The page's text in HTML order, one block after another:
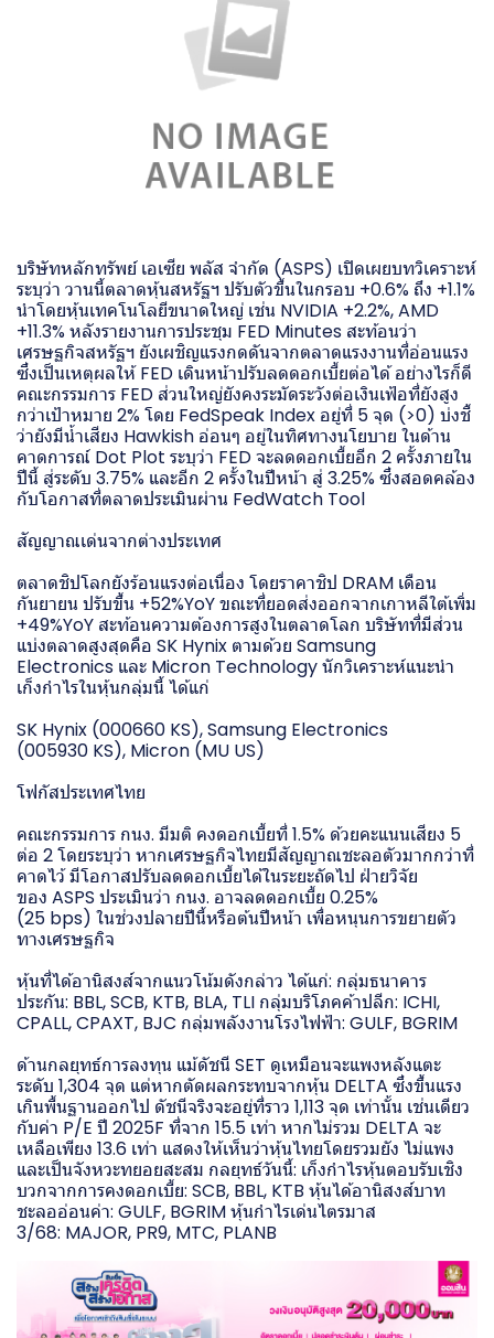
บริษัทหลักทรัพย์ เอเซีย พลัส จำกัด (ASPS) เปิดเผยบทวิเคราะห์
ระบุว่า วานนี้ตลาดหุ้นสหรัฐฯ ปรับตัวขึ้นในกรอบ +0.6% ถึง +1.1%
นำโดยหุ้นเทคโนโลยีขนาดใหญ่ เช่น NVIDIA +2.2%, AMD
+11.3% หลังรายงานการประชุม FED Minutes สะท้อนว่า
เศรษฐกิจสหรัฐฯ ยังเผชิญแรงกดดันจากตลาดแรงงานที่อ่อนแรง
ซึ่งเป็นเหตุผลให้ FED เดินหน้าปรับลดดอกเบี้ยต่อได้ อย่างไรก็ดี
คณะกรรมการ FED ส่วนใหญ่ยังคงระมัดระวังต่อเงินเฟ้อที่ยังสูง
กว่าเป้าหมาย 2% โดย FedSpeak Index อยู่ที่ 5 จุด (>0) บ่งชี้
ว่ายังมีน้ำเสียง Hawkish อ่อนๆ อยู่ในทิศทางนโยบาย ในด้าน
คาดการณ์ Dot Plot ระบุว่า FED จะลดดอกเบี้ยอีก 2 ครั้งภายใน
ปีนี้ สู่ระดับ 3.75% และอีก 2 ครั้งในปีหน้า สู่ 3.25% ซึ่งสอดคล้อง
กับโอกาสที่ตลาดประเมินผ่าน FedWatch Tool
สัญญาณเด่นจากต่างประเทศ
ตลาดชิปโลกยังร้อนแรงต่อเนื่อง โดยราคาชิป DRAM เดือน
กันยายน ปรับขึ้น +52%YoY ขณะที่ยอดส่งออกจากเกาหลีใต้เพิ่ม
+49%YoY สะท้อนความต้องการสูงในตลาดโลก บริษัทที่มีส่วน
แบ่งตลาดสูงสุดคือ SK Hynix ตามด้วย Samsung
Electronics และ Micron Technology นักวิเคราะห์แนะนำ
เก็งกำไรในหุ้นกลุ่มนี้ ได้แก่
SK Hynix (000660 KS), Samsung Electronics
(005930 KS), Micron (MU US)
โฟกัสประเทศไทย
คณะกรรมการ กนง. มีมติ คงดอกเบี้ยที่ 1.5% ด้วยคะแนนเสียง 5
ต่อ 2 โดยระบุว่า หากเศรษฐกิจไทยมีสัญญาณชะลอตัวมากกว่าที่
คาดไว้ มีโอกาสปรับลดดอกเบี้ยได้ในระยะถัดไป ฝ่ายวิจัย
ของ ASPS ประเมินว่า กนง. อาจลดดอกเบี้ย 0.25%
(25 bps) ในช่วงปลายปีนี้หรือต้นปีหน้า เพื่อหนุนการขยายตัว
ทางเศรษฐกิจ
หุ้นที่ได้อานิสงส์จากแนวโน้มดังกล่าว ได้แก่: กลุ่มธนาคาร
ประกัน: BBL, SCB, KTB, BLA, TLI กลุ่มบริโภคค้าปลีก: ICHI,
CPALL, CPAXT, BJC กลุ่มพลังงานโรงไฟฟ้า: GULF, BGRIM
ด้านกลยุทธ์การลงทุน แม้ดัชนี SET ดูเหมือนจะแพงหลังแตะ
ระดับ 1,304 จุด แต่หากตัดผลกระทบจากหุ้น DELTA ซึ่งขึ้นแรง
เกินพื้นฐานออกไป ดัชนีจริงจะอยู่ที่ราว 1,113 จุด เท่านั้น เช่นเดียว
กับค่า P/E ปี 2025F ที่จาก 15.5 เท่า หากไม่รวม DELTA จะ
เหลือเพียง 13.6 เท่า แสดงให้เห็นว่าหุ้นไทยโดยรวมยัง ไม่แพง
และเป็นจังหวะทยอยสะสม กลยุทธ์วันนี้: เก็งกำไรหุ้นตอบรับเชิง
บวกจากการคงดอกเบี้ย: SCB, BBL, KTB หุ้นได้อานิสงส์บาท
ชะลออ่อนค่า: GULF, BGRIM หุ้นกำไรเด่นไตรมาส
3/68: MAJOR, PR9, MTC, PLANB